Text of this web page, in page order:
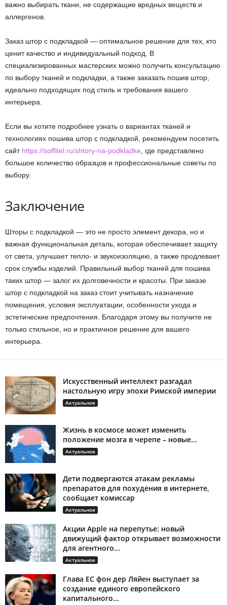
важно выбирать ткани, не содержащие вредных веществ и
аллергенов.
Заказ штор с подкладкой — оптимальное решение для тех, кто
ценит качество и индивидуальный подход. В
специализированных мастерских можно получить консультацию
по выбору тканей и подкладки, а также заказать пошив штор,
идеально подходящих под стиль и требования вашего
интерьера.
Если вы хотите подробнее узнать о вариантах тканей и
технологиях пошива штор с подкладкой, рекомендуем посетить
сайт https://soffitel.ru/shtory-na-podkladke, где представлено
большое количество образцов и профессиональные советы по
выбору.
Заключение
Шторы с подкладкой — это не просто элемент декора, но и
важная функциональная деталь, которая обеспечивает защиту
от света, улучшает тепло- и звукоизоляцию, а также продлевает
срок службы изделий. Правильный выбор тканей для пошива
таких штор — залог их долговечности и красоты. При заказе
штор с подкладкой на заказ стоит учитывать назначение
помещения, условия эксплуатации, особенности ухода и
эстетические предпочтения. Благодаря этому вы получите не
только стильное, но и практичное решение для вашего
интерьера.
Искусственный интеллект разгадал
настольную игру эпохи Римской империи
Актуальное
Жизнь в космосе может изменить
положение мозга в черепе – новые...
Актуальное
Дети подвергаются атакам рекламы
препаратов для похудения в интернете,
сообщает комиссар
Актуальное
Акции Apple на перепутье: новый
движущий фактор открывает возможности
для агентного...
Актуальное
Глава ЕС фон дер Ляйен выступает за
создание единого европейского
капитального...